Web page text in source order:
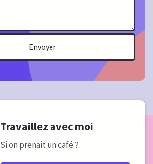
Envoyer
Travaillez avec moi
Si on prenait un café ?